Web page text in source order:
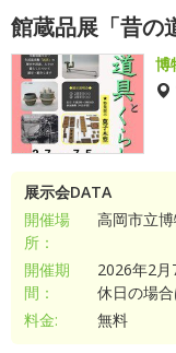
館蔵品展「昔の
博
展示会DATA
開催場
所：
高岡市立
開催期
間：
2026年2
休日の場合
料金:
無料